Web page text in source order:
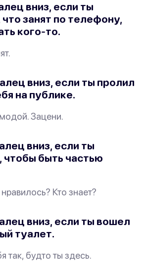
вниз, если ты
занят по телефону,
кого-то.
вниз, если ты пролил
на публике.
Зацени.
вниз, если ты
быть частью
Кто знает?
вниз, если ты вошел
туалет.
так, будто ты здесь.